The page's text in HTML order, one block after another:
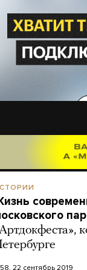
22 сентябрь 2019